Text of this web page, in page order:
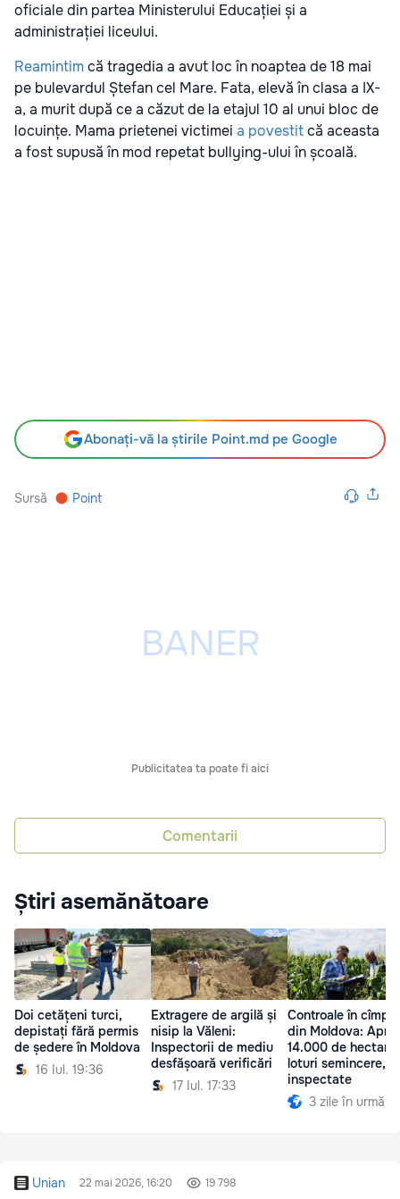
oficiale din partea Ministerului Educației și a
administrației liceului.
Reamintim că tragedia a avut loc în noaptea de 18 mai
pe bulevardul Ștefan cel Mare. Fata, elevă în clasa a IX-
a, a murit după ce a căzut de la etajul 10 al unui bloc de
locuințe. Mama prietenei victimei a povestitcă aceasta
a fost supusă în mod repetat bullying-ului în școală.
Abonați-vă la știrile Point.md pe Google
Sursă Point
Publicitatea ta poate fi aici
Comentarii
Știri asemănătoare
Doi cetățeni turci,
depistați fără permis
de ședere în Moldova
16 Iul. 19:36
Extragere de argilă și
nisip la Văleni:
Inspectorii de mediu
desfășoară verificări
17 Iul. 17:33
Controale în
din Moldova:
14.000 de hectare
loturi semincere,
inspectate
3 zile în urmă
Unian 22 mai 2026, 16:20 19 798